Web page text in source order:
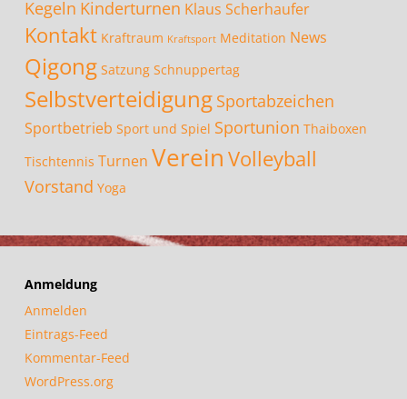
Kegeln Kinderturnen Klaus Scherhaufer
Kontakt Kraftraum Kraftsport Meditation News
Qigong Satzung Schnuppertag
Selbstverteidigung Sportabzeichen
Sportbetrieb Sport und Spiel Sportunion Thaiboxen
Tischtennis Turnen Verein Volleyball
Vorstand Yoga
Anmeldung
Anmelden
Eintrags-Feed
Kommentar-Feed
WordPress.org